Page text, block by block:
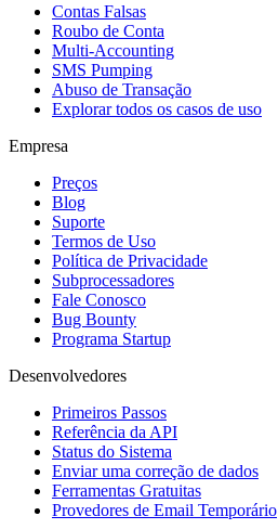
Contas Falsas
Roubo de Conta
Multi-Accounting
SMS Pumping
Abuso de Transação
Explorar todos os casos de uso
Empresa
Preços
Blog
Suporte
Termos de Uso
Política de Privacidade
Subprocessadores
Fale Conosco
Bug Bounty
Programa Startup
Desenvolvedores
Primeiros Passos
Referência da API
Status do Sistema
Enviar uma correção de dados
Ferramentas Gratuitas
Provedores de Email Temporário